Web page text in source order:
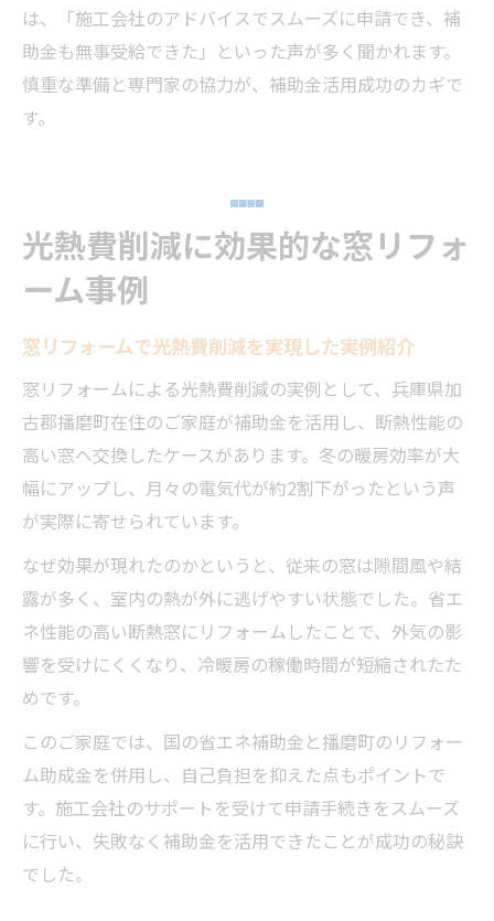
は、「施工会社のアドバイスでスムーズに申請でき、補
助金も無事受給できた」といった声が多く聞かれます。
慎重な準備と専門家の協力が、補助金活用成功のカギで
す。
光熱費削減に効果的な窓リフォ
ーム事例
窓リフォームで光熱費削減を実現した実例紹介
窓リフォームによる光熱費削減の実例として、兵庫県加
古郡播磨町在住のご家庭が補助金を活用し、断熱性能の
高い窓へ交換したケースがあります。冬の暖房効率が大
幅にアップし、月々の電気代が約2割下がったという声
が実際に寄せられています。
なぜ効果が現れたのかというと、従来の窓は隙間風や結
露が多く、室内の熱が外に逃げやすい状態でした。省エ
ネ性能の高い断熱窓にリフォームしたことで、外気の影
響を受けにくくなり、冷暖房の稼働時間が短縮されたた
めです。
このご家庭では、国の省エネ補助金と播磨町のリフォー
ム助成金を併用し、自己負担を抑えた点もポイントで
す。施工会社のサポートを受けて申請手続きをスムーズ
に行い、失敗なく補助金を活用できたことが成功の秘訣
でした。